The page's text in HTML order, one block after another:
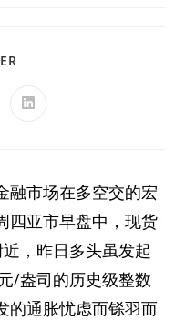
融市场在多空交的宏
四亚市早盘中，现货
，昨日多头虽发起
/盎司的历史级整数
的通胀忧虑而铩羽而